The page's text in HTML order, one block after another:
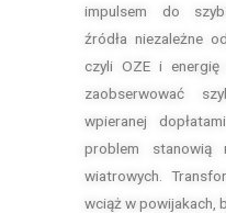
impulsem do
źródła niezależne
czyli OZE i energię
zaobserwować
wpieranej
problem stanowią
wiatrowych.
wciąż w powijakach,